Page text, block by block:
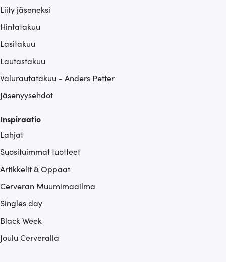
Liity jäseneksi
Hintatakuu
Lasitakuu
Lautastakuu
Valurautatakuu - Anders Petter
Jäsenyysehdot
Inspiraatio
Lahjat
Suosituimmat tuotteet
Artikkelit & Oppaat
Cerveran Muumimaailma
Singles day
Black Week
Joulu Cerveralla